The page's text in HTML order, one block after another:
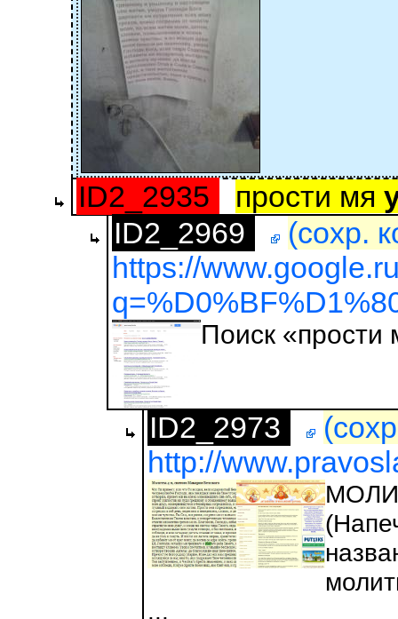
ID2_2935 прости мя
ID2_2969
(сохр.
https://
Поиск «прости
ID2_2973
http://
...